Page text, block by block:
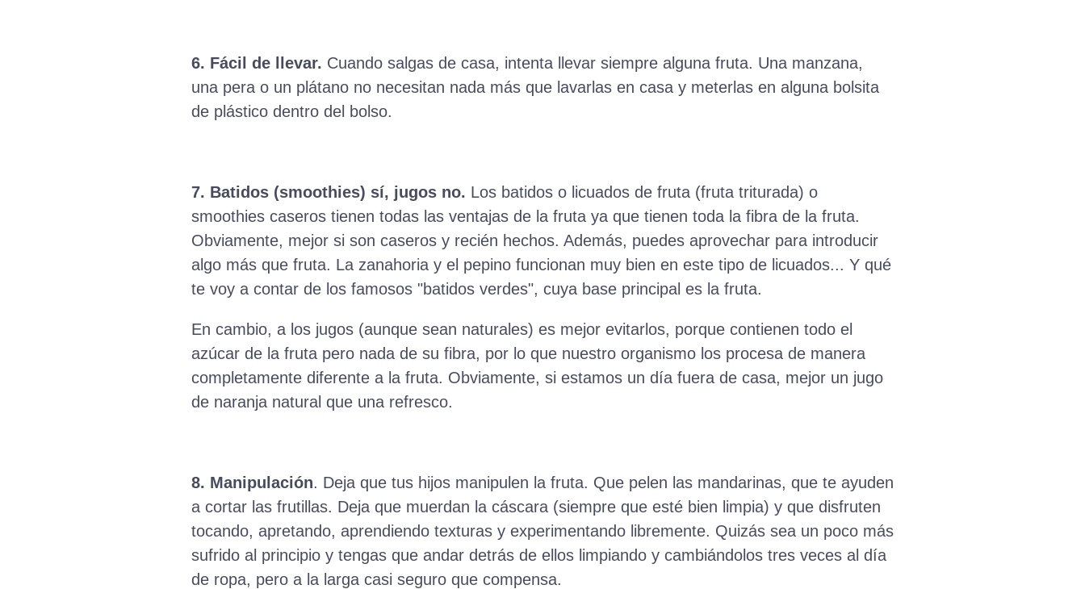
6. Fácil de llevar. Cuando salgas de casa, intenta llevar siempre alguna fruta. Una manzana,
una pera o un plátano no necesitan nada más que lavarlas en casa y meterlas en alguna bolsita
de plástico dentro del bolso.
7. Batidos (smoothies) sí, jugos no. Los batidos o licuados de fruta (fruta triturada) o
smoothies caseros tienen todas las ventajas de la fruta ya que tienen toda la fibra de la fruta.
Obviamente, mejor si son caseros y recién hechos. Además, puedes aprovechar para introducir
algo más que fruta. La zanahoria y el pepino funcionan muy bien en este tipo de licuados... Y qué
te voy a contar de los famosos "batidos verdes", cuya base principal es la fruta.
En cambio, a los jugos (aunque sean naturales) es mejor evitarlos, porque contienen todo el
azúcar de la fruta pero nada de su fibra, por lo que nuestro organismo los procesa de manera
completamente diferente a la fruta. Obviamente, si estamos un día fuera de casa, mejor un jugo
de naranja natural que una refresco.
8. Manipulación. Deja que tus hijos manipulen la fruta. Que pelen las mandarinas, que te ayuden
a cortar las frutillas. Deja que muerdan la cáscara (siempre que esté bien limpia) y que disfruten
tocando, apretando, aprendiendo texturas y experimentando libremente. Quizás sea un poco más
sufrido al principio y tengas que andar detrás de ellos limpiando y cambiándolos tres veces al día
de ropa, pero a la larga casi seguro que compensa.